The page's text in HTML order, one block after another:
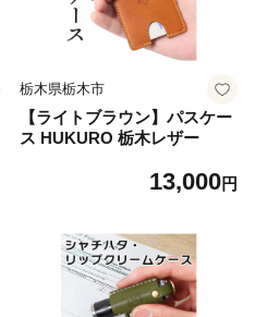
栃木県栃木市
【ライトブラウン】パスケー
ス HUKURO 栃木レザー
13,000円